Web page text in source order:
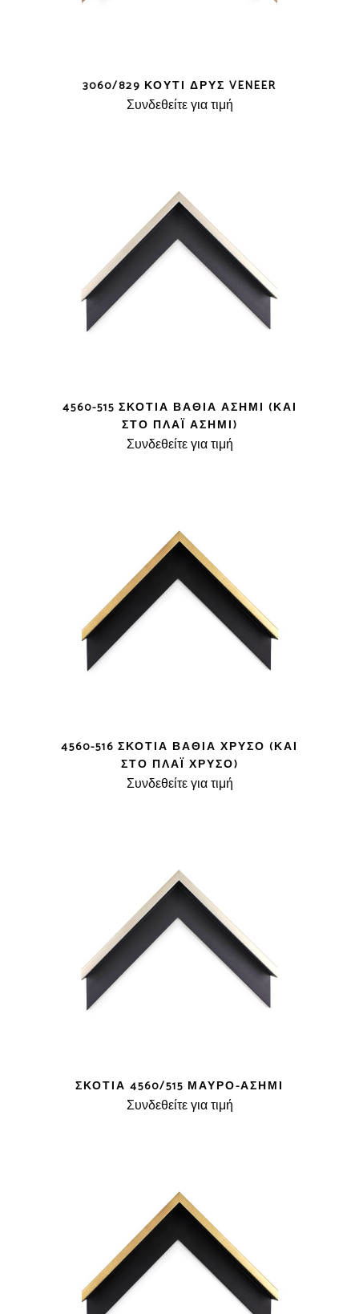
3060/829 ΚΟΥΤΊ ΔΡΥΣ VENEER
Συνδεθείτε για τιμή
4560-515 ΣΚΟΤΊΑ ΒΑΘΙΆ ΑΣΗΜΊ (ΚΑΙ
ΣΤΟ ΠΛΆΙ ΑΣΗΜΊ)
Συνδεθείτε για τιμή
4560-516 ΣΚΟΤΊΑ ΒΑΘΙΆ ΧΡΥΣΌ (ΚΑΙ
ΣΤΟ ΠΛΆΙ ΧΡΥΣΌ)
Συνδεθείτε για τιμή
ΣΚΟΤΊΑ 4560/515 ΜΑΎΡΟ-ΑΣΗΜΊ
Συνδεθείτε για τιμή